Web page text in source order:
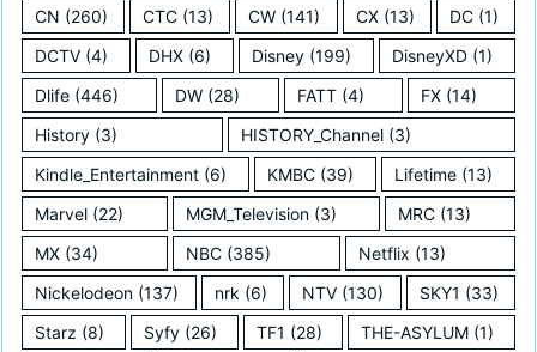
CN (260) CTC (13) CW (141) CX(13) DC(1)
DCTV (4) DHX (6) Disney (199) DisneyXD (1)
Dlife (446) DW (28) FATT(4) FX(14)
History (3) HISTORY_Channel(3)
Kindle_Entertainment (6) KMBC (39) Lifetime (13)
Marvel (22) MGM_Television(3) MRC (13)
MX (34) NBC (385) Netflix (13)
Nickelodeon (137) nrk (6) NTV (130) SKY1 (33)
Starz (8) Syfy(26) TF1 (28) THE-ASYLUM (1)